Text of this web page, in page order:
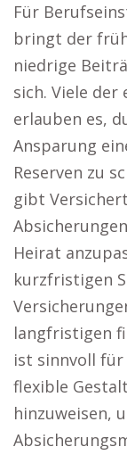
Für
bringt der
niedrige
sich. Viele
erlauben es,
Ansparung
Reserven zu
gibt
Heirat
kurzfristigen
langfristigen
ist sinnvoll
flexible
hinzuweisen,